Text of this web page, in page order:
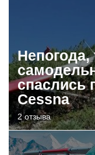
Непогода,
спаслись
Cessna
2 отзыва